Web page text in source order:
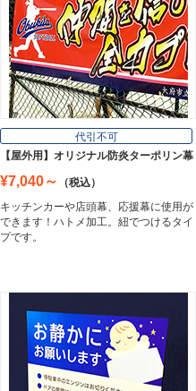
代引不可
【屋外用】オリジナル防炎ターポリン幕
¥7,040～
（税込）
キッチンカーや店頭幕、応援幕に使用が
できます！ハトメ加工。紐でつけるタイ
プです。